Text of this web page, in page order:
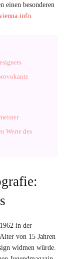
einen besonderen
Werte des
in der
von 15 Jahren
widmen würde.